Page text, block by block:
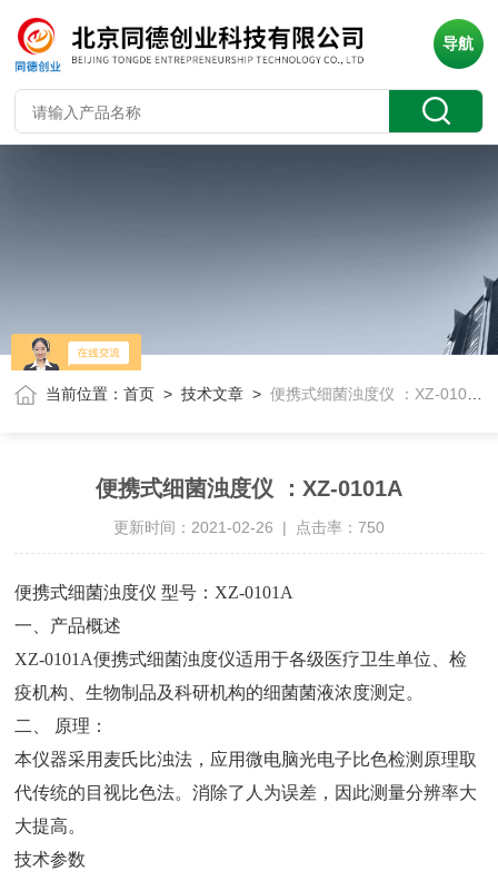
导航
当前位置：首页 >技术文章 >便携式细菌浊度仪 ：XZ-0101A
便携式细菌浊度仪 ：XZ-0101A
更新时间：2021-02-26 | 点击率：750
便携式细菌浊度仪 型号：XZ-0101A
一、产品概述
XZ-0101A便携式细菌浊度仪适用于各级医疗卫生单位、检
疫机构、生物制品及科研机构的细菌菌液浓度测定。
二、 原理：
本仪器采用麦氏比浊法，应用微电脑光电子比色检测原理取
代传统的目视比色法。消除了人为误差，因此测量分辨率大
大提高。
技术参数